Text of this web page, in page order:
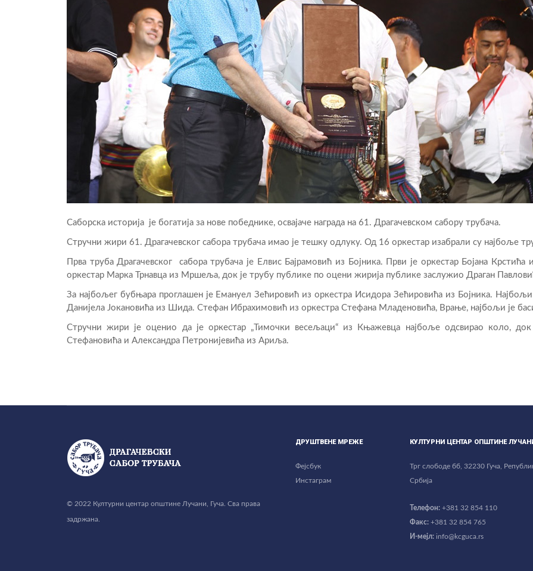
Саборска историја је богатија за нове победнике, освајаче награда на 61. Драгачевском сабору трубача.
Стручни жири 61. Драгачевског сабора трубача имао је тешку одлуку. Од 16 оркестар изабрали су најбоље
Прва труба Драгачевског сабора трубача је Елвис Бајрамовић из Бојника. Први је оркестар Бојана
оркестар Марка Трнавца из Мршеља, док је трубу публике по оцени жирија публике заслужио Драган Павловић
За најбољег бубњара проглашен је Емануел Зећировић из оркестра Исидора Зећировића из Бојника.
Данијела Јокановића из Шида. Стефан Ибрахимовић из оркестра Стефана Младеновића, Врање, најбољи је
Стручни жири је оценио да је оркестар „Тимочки весељаци“ из Књажевца најбоље одсвирао коло,
Стефановића и Александра Петронијевића из Ариља.
© 2022 Културни центар општине Лучани, Гуча. Сва права
задржана.
ДРУШТВЕНЕ МРЕЖЕ
Фејсбук
Инстаграм
КУЛТУРНИ ЦЕНТАР ОПШТИНЕ
Трг слободе бб, 32230 Гуча,
Србија
Телефон: +381 32 854 110
Факс: +381 32 854 765
И-мејл: info@kcguca.rs